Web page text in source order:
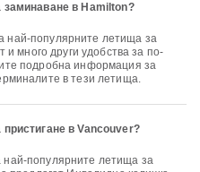
заминаване в Hamilton?
най-популярните летища за
и много други удобства за по-
подробна информация за
в тези летища.
в Vancouver?
най-популярните летища за